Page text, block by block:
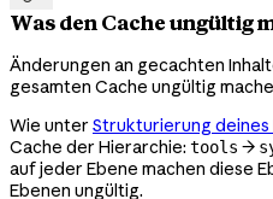
Was den Cache ungültig
Änderungen an gecachten
gesamten Cache ungültig
Wie unter Strukturierung deines
Cache der Hierarchie: tools →
auf jeder Ebene machen diese
Ebenen ungültig.